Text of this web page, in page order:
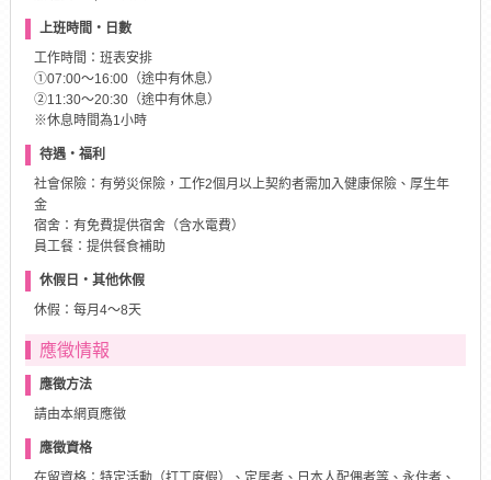
上班時間・日數
工作時間：班表安排
①07:00～16:00（途中有休息）
②11:30～20:30（途中有休息）
※休息時間為1小時
待遇・福利
社會保險：有勞災保險，工作2個月以上契約者需加入健康保險、厚生年
金
宿舍：有免費提供宿舍（含水電費）
員工餐：提供餐食補助
休假日・其他休假
休假：每月4～8天
應徵情報
應徵方法
請由本網頁應徵
應徵資格